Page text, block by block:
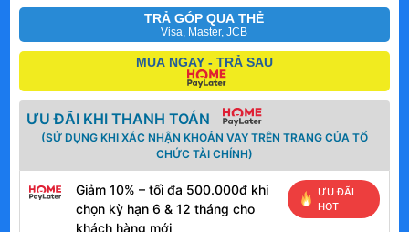
TRẢ GÓP QUA THẺ
Visa, Master, JCB
MUA NGAY - TRẢ SAU
ƯU ĐÃI KHI THANH TOÁN
(SỬ DỤNG KHI XÁC NHẬN KHOẢN VAY TRÊN TRANG CỦA TỔ
CHỨC TÀI CHÍNH)
Giảm 10% – tối đa 500.000đ khi
chọn kỳ hạn 6 & 12 tháng cho
khách hàng mới
ƯU ĐÃI
HOT